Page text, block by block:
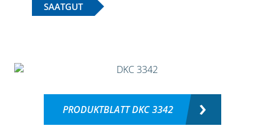
SAATGUT
PRODUKTBLATT DKC 3342